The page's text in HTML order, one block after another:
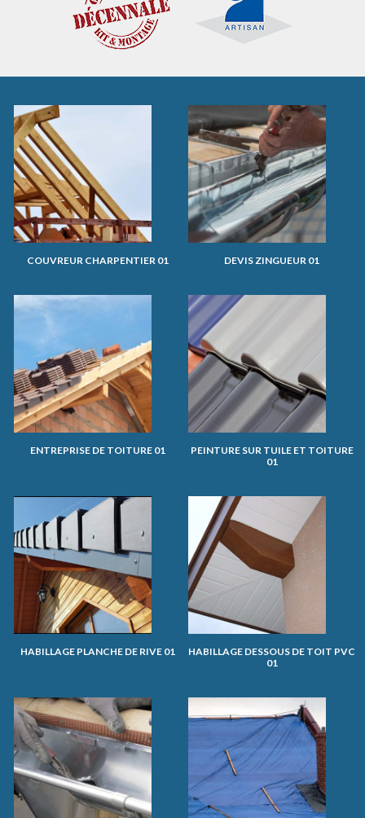
COUVREUR CHARPENTIER 01 DEVIS ZINGUEUR 01
ENTREPRISE DE TOITURE 01
PEINTURE SUR TUILE ET TOITURE
01
HABILLAGE PLANCHE DE RIVE 01
HABILLAGE DESSOUS DE TOIT PVC
01